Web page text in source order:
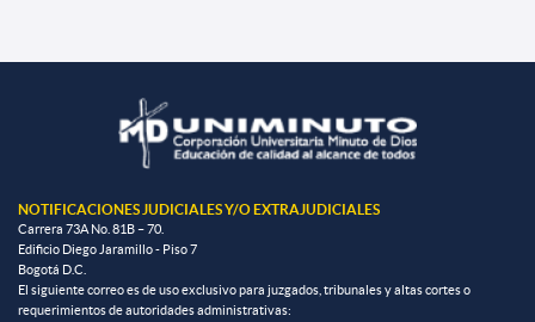
NOTIFICACIONES JUDICIALES Y/O EXTRAJUDICIALES
Carrera 73A No. 81B – 70.
Edificio Diego Jaramillo - Piso 7
Bogotá D.C.
El siguiente correo es de uso exclusivo para juzgados, tribunales y altas cortes o
requerimientos de autoridades administrativas: